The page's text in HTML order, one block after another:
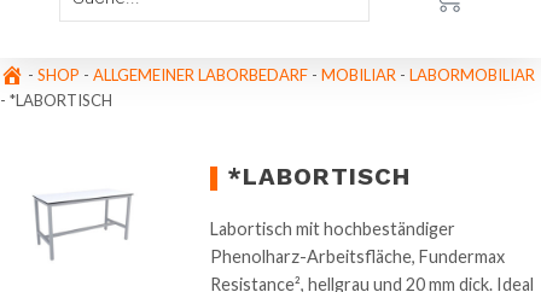
- SHOP - ALLGEMEINER LABORBEDARF - MOBILIAR - LABORMOBILIAR
- *LABORTISCH
*LABORTISCH
Labortisch mit hochbeständiger
Phenolharz-Arbeitsfläche, Fundermax
Resistance², hellgrau und 20 mm dick. Ideal